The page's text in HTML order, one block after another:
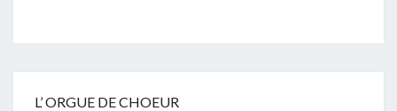
L’ ORGUE DE CHOEUR